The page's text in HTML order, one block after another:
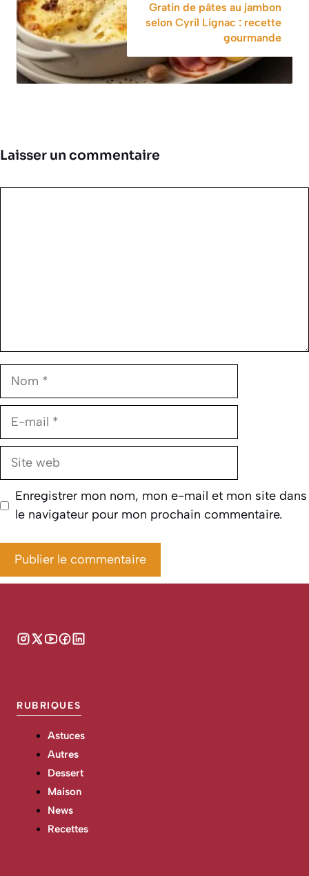
Gratin de pâtes au jambon
selon Cyril Lignac : recette
gourmande
Laisser un commentaire
Nom
E-
Site
Enregistrer mon nom, mon e-mail et mon site dans
le navigateur pour mon prochain commentaire.
RUBRIQUES
Astuces
Autres
Dessert
Maison
News
Recettes